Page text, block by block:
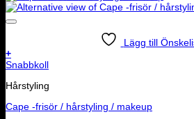
Lägg till
+
Snabbkoll
Hårstyling
Cape -frisör / hårstyling / makeup